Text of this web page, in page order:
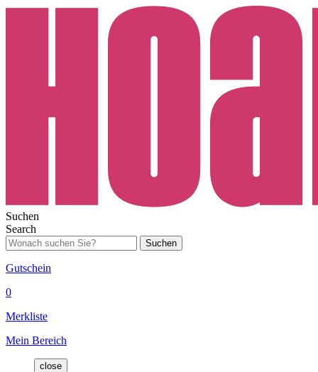
Suchen
Search
Suchen
Gutschein
0
Merkliste
Mein Bereich
close